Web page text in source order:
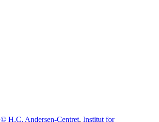
© H.C. Andersen-Centret, Institut for